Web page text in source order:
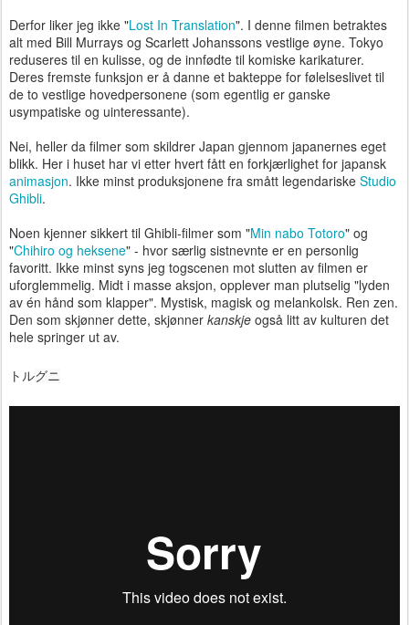
Derfor liker jeg ikke "Lost In Translation". I denne filmen betraktes
alt med Bill Murrays og Scarlett Johanssons vestlige øyne. Tokyo
reduseres til en kulisse, og de innfødte til komiske karikaturer.
Deres fremste funksjon er å danne et bakteppe for følelseslivet til
de to vestlige hovedpersonene (som egentlig er ganske
usympatiske og uinteressante).
Nei, heller da filmer som skildrer Japan gjennom japanernes eget
blikk. Her i huset har vi etter hvert fått en forkjærlighet for japansk
animasjon. Ikke minst produksjonene fra smått legendariske Studio
Ghibli.
Noen kjenner sikkert til Ghibli-filmer som "Min nabo Totoro" og
"Chihiro og heksene" - hvor særlig sistnevnte er en personlig
favoritt. Ikke minst syns jeg togscenen mot slutten av filmen er
uforglemmelig. Midt i masse aksjon, opplever man plutselig "lyden
av én hånd som klapper". Mystisk, magisk og melankolsk. Ren zen.
Den som skjønner dette, skjønner kanskje også litt av kulturen det
hele springer ut av.
ト ルグニ